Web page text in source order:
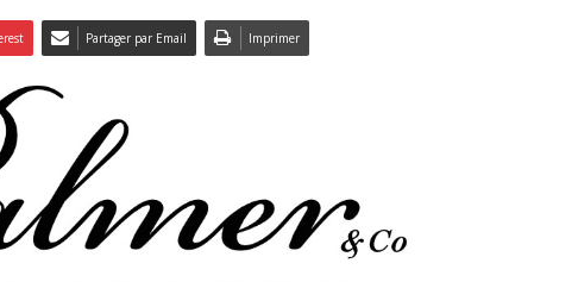
Partager par Email Imprimer